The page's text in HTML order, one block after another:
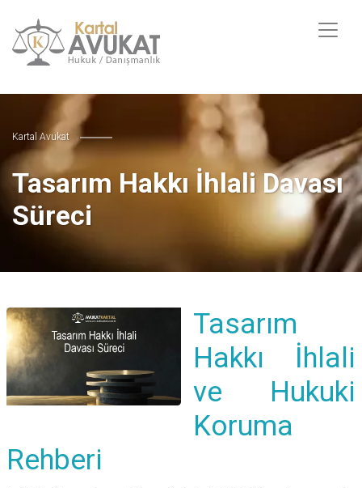
Kartal Avukat
Tasarım Hakkı İhlali Davası
Süreci
Tasarım
Hakkı İhlali
ve Hukuki
Koruma
Rehberi